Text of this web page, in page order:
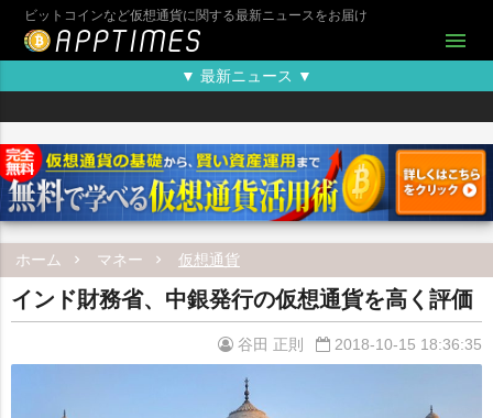
ビットコインなど仮想通貨に関する最新ニュースをお届け
menu
▼ 最新ニュース ▼
ホーム マネー 仮想通貨
インド財務省、中銀発行の仮想通貨を高く評価
谷田 正則 2018-10-15 18:36:35